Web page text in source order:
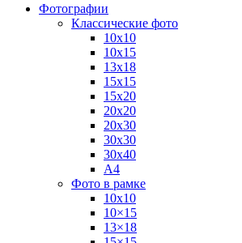
Фотографии
Классические фото
10х10
10х15
13х18
15х15
15х20
20х20
20х30
30х30
30х40
А4
Фото в рамке
10х10
10×15
13×18